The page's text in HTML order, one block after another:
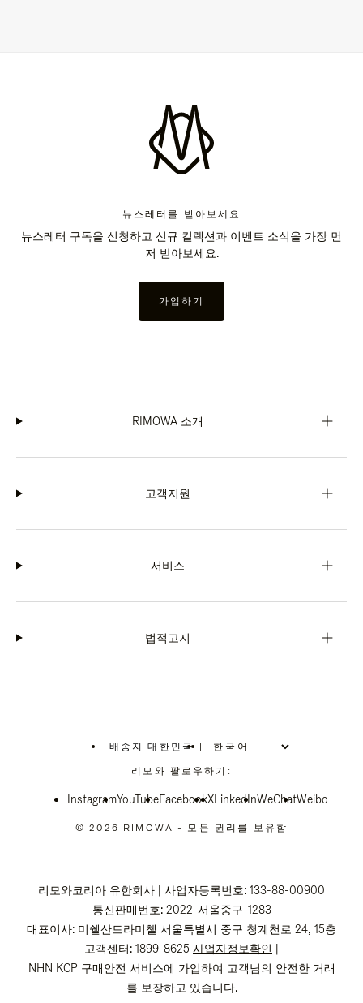
뉴스레터를 받아보세요
뉴스레터 구독을 신청하고 신규 컬렉션과 이벤트 소식을 가장 먼
저 받아보세요.
가입하기
RIMOWA 소개
고객지원
서비스
법적고지
배송지 대한민국
위
치
선
십
|
리모와 팔로우하기:
InstagramYouTubeFacebookXLinkedInWeChatWeibo
© 2026 RIMOWA - 모든 권리를 보유함
리모와코리아 유한회사 | 사업자등록번호: 133-88-00900
통신판매번호: 2022-서울중구-1283
대표이사: 미쉘산드라미첼 서울특별시 중구 청계천로 24, 15층
고객센터: 1899-8625 사업자정보확인 |
NHN KCP 구매안전 서비스에 가입하여 고객님의 안전한 거래
를 보장하고 있습니다.